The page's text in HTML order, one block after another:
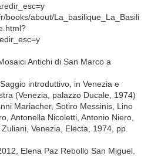
books/about/La_basilique_La_Basili
Antichi di San Marco a
introduttivo, in Venezia e
(Venezia, palazzo Ducale, 1974)
Mariacher, Sotiro Messinis, Lino
Antonella Nicoletti, Antonio Niero,
Venezia, Electa, 1974, pp.
Elena Paz Rebollo San Miguel,